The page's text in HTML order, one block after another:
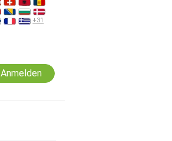
+31
Anmelden